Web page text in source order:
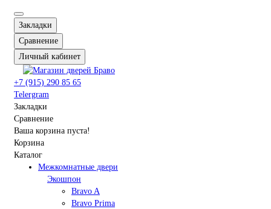
Закладки
Сравнение
Личный кабинет
+7 (915) 290 85 65
Telergram
Закладки
Сравнение
Ваша корзина пуста!
Корзина
Каталог
Межкомнатные двери
Экошпон
Bravo A
Bravo Prima